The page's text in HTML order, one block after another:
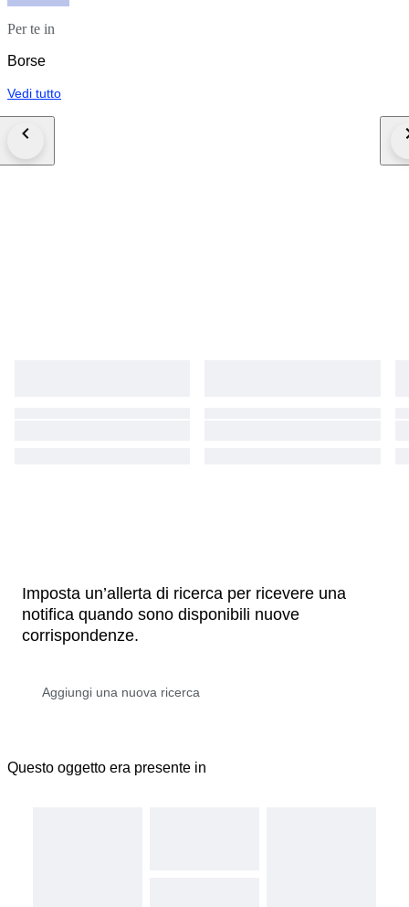
Per te in
Borse
Vedi tutto
Imposta un’allerta di ricerca per ricevere una
notifica quando sono disponibili nuove
corrispondenze.
Questo oggetto era presente in